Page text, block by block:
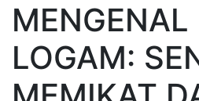
MENGENAL
LOGAM: